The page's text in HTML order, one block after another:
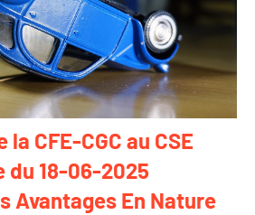
CFE-CGC au CSE
du 18-06-2025
Avantages En Nature